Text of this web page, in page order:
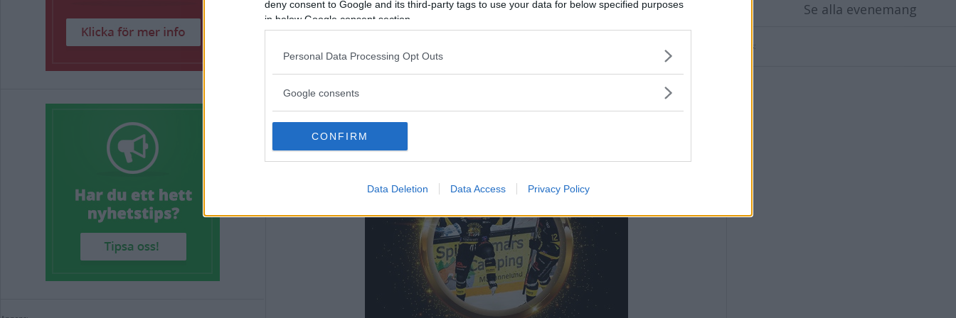
deny consent to Google and its third-party tags to use your data for below specified purposes
in below Google consent section.
Personal Data Processing Opt Outs
Google consents
CONFIRM
Data Deletion Data Access Privacy Policy
Se alla evenemang
Annons: